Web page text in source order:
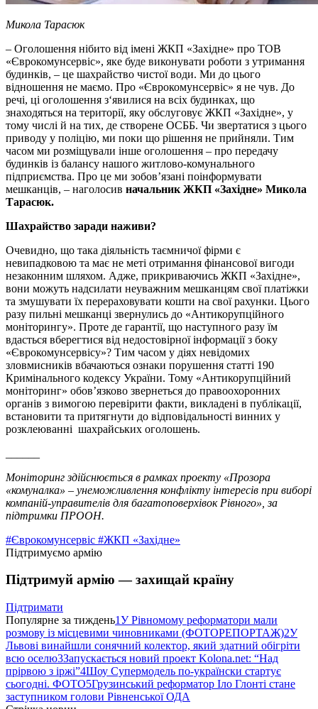
Микола Тарасюк
– Оголошення нібито від імені ЖКП «Західне» про ТОВ
«Єврокомунсервіс», яке буде виконувати роботи з утримання
будинків, – це шахрайство чистої води. Ми до цього
відношення не маємо. Про «Єврокомунсервіс» я не чув. До
речі, ці оголошення з‘явилися на всіх будинках, що
знаходяться на території, яку обслуговує ЖКП «Західне», у
тому числі й на тих, де створене ОСББ. Чи звертатися з цього
приводу у поліцію, ми поки що рішення не прийняли. Тим
часом ми розміщували інше оголошення – про передачу
будинків із балансу нашого житлово-комунального
підприємства. Про це ми зобов’язані поінформувати
мешканців, – наголосив начальник ЖКП «Західне» Микола
Тарасюк.
Шахрайство заради наживи?
Очевидно, що така діяльність таємничої фірми є
невипадковою та має не меті отримання фінансової вигоди
незаконним шляхом. Адже, прикриваючись ЖКП «Західне»,
вони можуть надсилати неуважним мешканцям свої платіжки
та змушувати їх перераховувати кошти на свої рахунки. Цього
разу пильні мешканці звернулись до «Антикорупційного
моніторингу». Проте де гарантії, що наступного разу їм
вдасться вберегтися від недостовірної інформації з боку
«Єврокомунсервісу»? Тим часом у діях невідомих
зловмисників вбачаються ознаки порушення статті 190
Кримінального кодексу України. Тому «Антикорупційний
моніторинг» обов’язково звернеться до правоохоронних
органів з вимогою перевірити факти, викладені в публікації,
встановити та притягнути до відповідальності винних у
розклеюванні шахрайських оголошень.
Моніторинг здійснюється в рамках проекту «Прозора
«комуналка» – унеможливлення конфлікту інтересів при виборі
компаній-управителів для багатоповерхівок Рівного», за
підтримки ПРООН.
#Єврокомунсервіс #ЖКП «Західне»
Підтримуємо армію
Підтримуй армію — захищай країну
Підтримати
Популярне за тиждень1У Рівномому реформатори мали
розмову із місцевими чиновниками (ФОТОРЕПОРТАЖ)2У
Львові винайшли сонячний колектор, який здатний обігріти
всю оселю3Запускається новий проект Kolona.net: “Над
прірвою з іржі”4Шоу Супермодель по-українски стартує
сьогодні. ФОТО5Грузинський реформатор Іло Глонті стане
заступником голови Рівненської ОДА